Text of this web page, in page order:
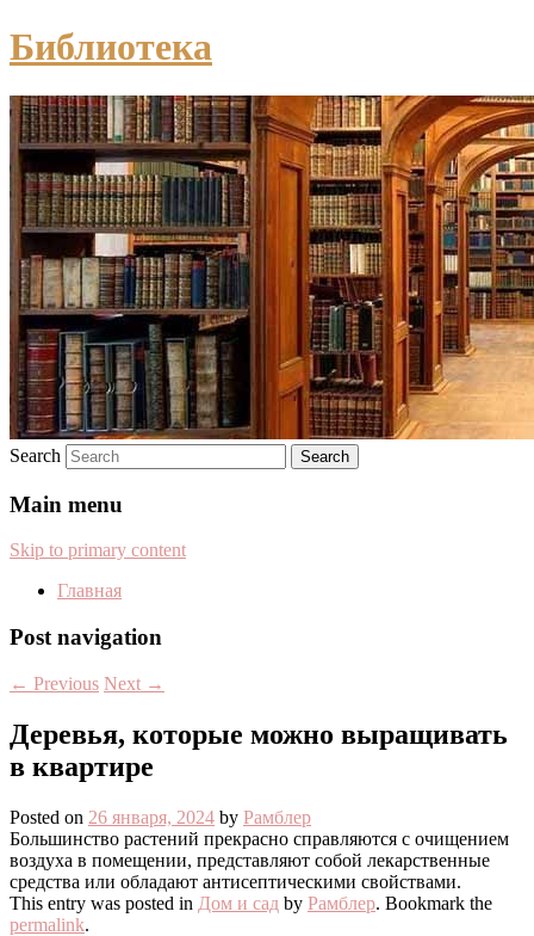
Библиотека
Search
Main menu
Skip to primary content
Главная
Post navigation
← Previous Next →
Деревья, которые можно выращивать
в квартире
Posted on 26 января, 2024 by Рамблер
Большинство растений прекрасно справляются с очищением
воздуха в помещении, представляют собой лекарственные
средства или обладают антисептическими свойствами.
This entry was posted in Дом и сад by Рамблер. Bookmark the
permalink.